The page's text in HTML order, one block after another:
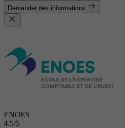
Demander des informations
ENOES
4.5/5